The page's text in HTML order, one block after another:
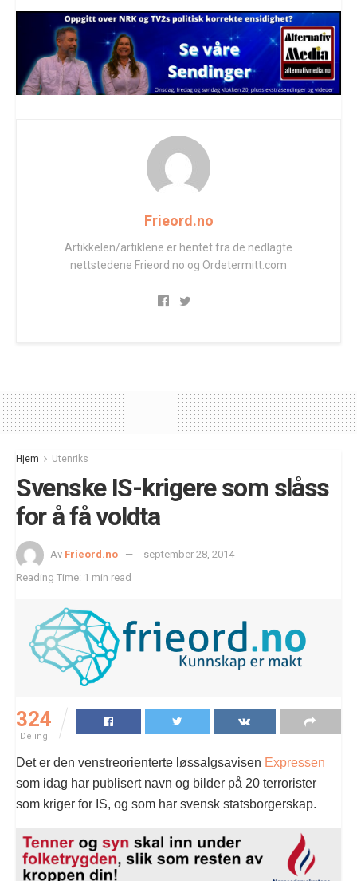
Frieord.no
Artikkelen/artiklene er hentet fra de nedlagte
nettstedene Frieord.no og Ordetermitt.com
Hjem Utenriks
Svenske IS-krigere som slåss
for å få voldta
Av Frieord.no
september 28, 2014
Reading Time: 1 min read
324
Deling
Det er den venstreorienterte løssalgsavisen Expressen
som idag har publisert navn og bilder på 20 terrorister
som kriger for IS, og som har svensk statsborgerskap.